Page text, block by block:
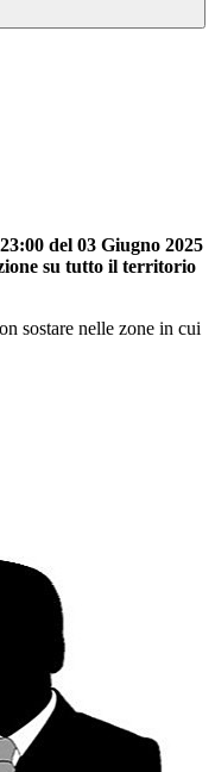
del 03 Giugno 2025
su tutto il territorio
sostare nelle zone in cui